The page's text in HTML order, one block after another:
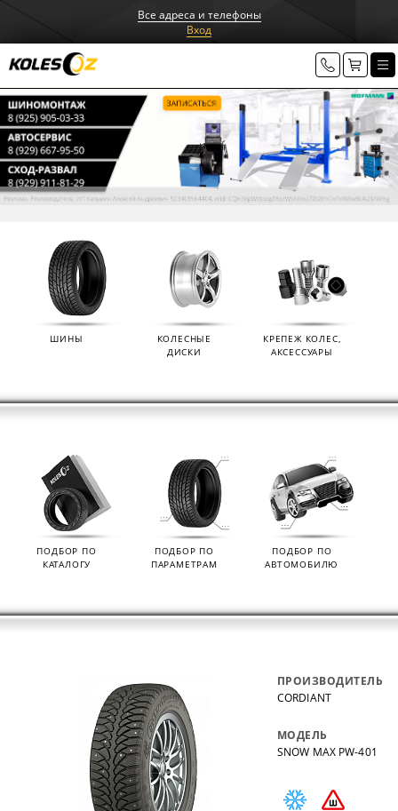
Все адреса и телефоны
Вход
ШИНЫ
КОЛЕСНЫЕ
ДИСКИ
КРЕПЕЖ КОЛЕС,
АКСЕССУАРЫ
ПОДБОР ПО
КАТАЛОГУ
ПОДБОР ПО
ПАРАМЕТРАМ
ПОДБОР ПО
АВТОМОБИЛЮ
ПРОИЗВОДИТЕЛЬ
CORDIANT
МОДЕЛЬ
SNOW MAX PW-401